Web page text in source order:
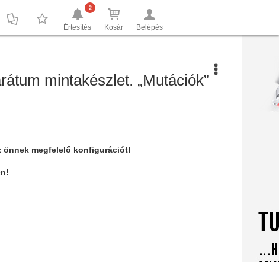
Értesítés
2
Kosár Belépés
mintakészlet. „Mutációk”
önnek megfelelő konfigurációt!